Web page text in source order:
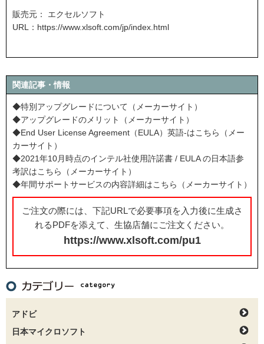
販売元： エクセルソフト
URL： https://www.xlsoft.com/jp/index.html
関連記事・情報
◆特別アップグレードについて（メーカーサイト）
◆アップグレードのメリット（メーカーサイト）
◆End User License Agreement（EULA）英語-はこちら（メー
カーサイト）
◆2021年10月時点のインテル社使用許諾書 / EULA の日本語参
考訳はこちら（メーカーサイト）
◆年間サポートサービスの内容詳細はこちら（メーカーサイト）
ご注文の際には、下記URLで必要事項を入力後に生成さ
れるPDFを添えて、生協店舗にご注文ください。
https://www.xlsoft.com/pu1
アドビ
日本マイクロソフト